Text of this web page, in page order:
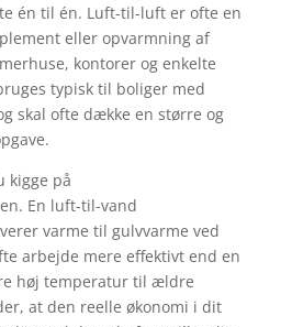
én til én. Luft-til-luft er ofte en
eller opvarmning af
kontorer og enkelte
typisk til boliger med
skal ofte dække en større og
kigge på
En luft-til-vand
varme til gulvvarme ved
arbejde mere effektivt end en
høj temperatur til ældre
at den reelle økonomi i dit